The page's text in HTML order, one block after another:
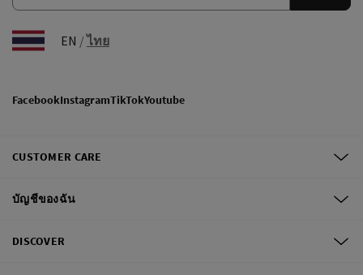
EN /ไทย
FacebookInstagramTikTokYoutube
CUSTOMER CARE
บัญชีของฉัน
DISCOVER